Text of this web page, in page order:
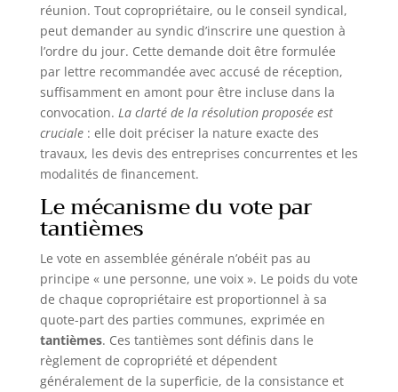
réunion. Tout copropriétaire, ou le conseil syndical,
peut demander au syndic d’inscrire une question à
l’ordre du jour. Cette demande doit être formulée
par lettre recommandée avec accusé de réception,
suffisamment en amont pour être incluse dans la
convocation. La clarté de la résolution proposée est
cruciale: elle doit préciser la nature exacte des
travaux, les devis des entreprises concurrentes et les
modalités de financement.
Le mécanisme du vote par
tantièmes
Le vote en assemblée générale n’obéit pas au
principe « une personne, une voix ». Le poids du vote
de chaque copropriétaire est proportionnel à sa
quote-part des parties communes, exprimée en
tantièmes. Ces tantièmes sont définis dans le
règlement de copropriété et dépendent
généralement de la superficie, de la consistance et